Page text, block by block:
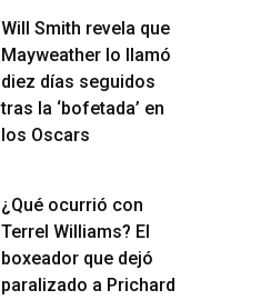
Will Smith revela que
Mayweather lo llamó
diez días seguidos
tras la ‘bofetada’ en
los Oscars
¿Qué ocurrió con
Terrel Williams? El
boxeador que dejó
paralizado a Prichard